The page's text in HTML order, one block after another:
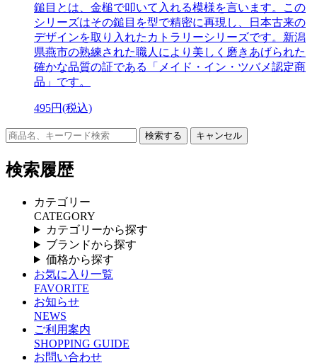
鎚目とは、金槌で叩いて入れる模様を言います。この
シリーズはその鎚目を型で精密に再現し、日本古来の
デザインを取り入れたカトラリーシリーズです。新潟
県燕市の熟練された職人により美しく磨きあげられた
確かな品質の証である「メイド・イン・ツバメ認定商
品」です。
495円(税込)
キャンセル
検索履歴
カテゴリー
CATEGORY
カテゴリーから探す
ブランドから探す
価格から探す
お気に入り一覧
FAVORITE
お知らせ
NEWS
ご利用案内
SHOPPING GUIDE
お問い合わせ